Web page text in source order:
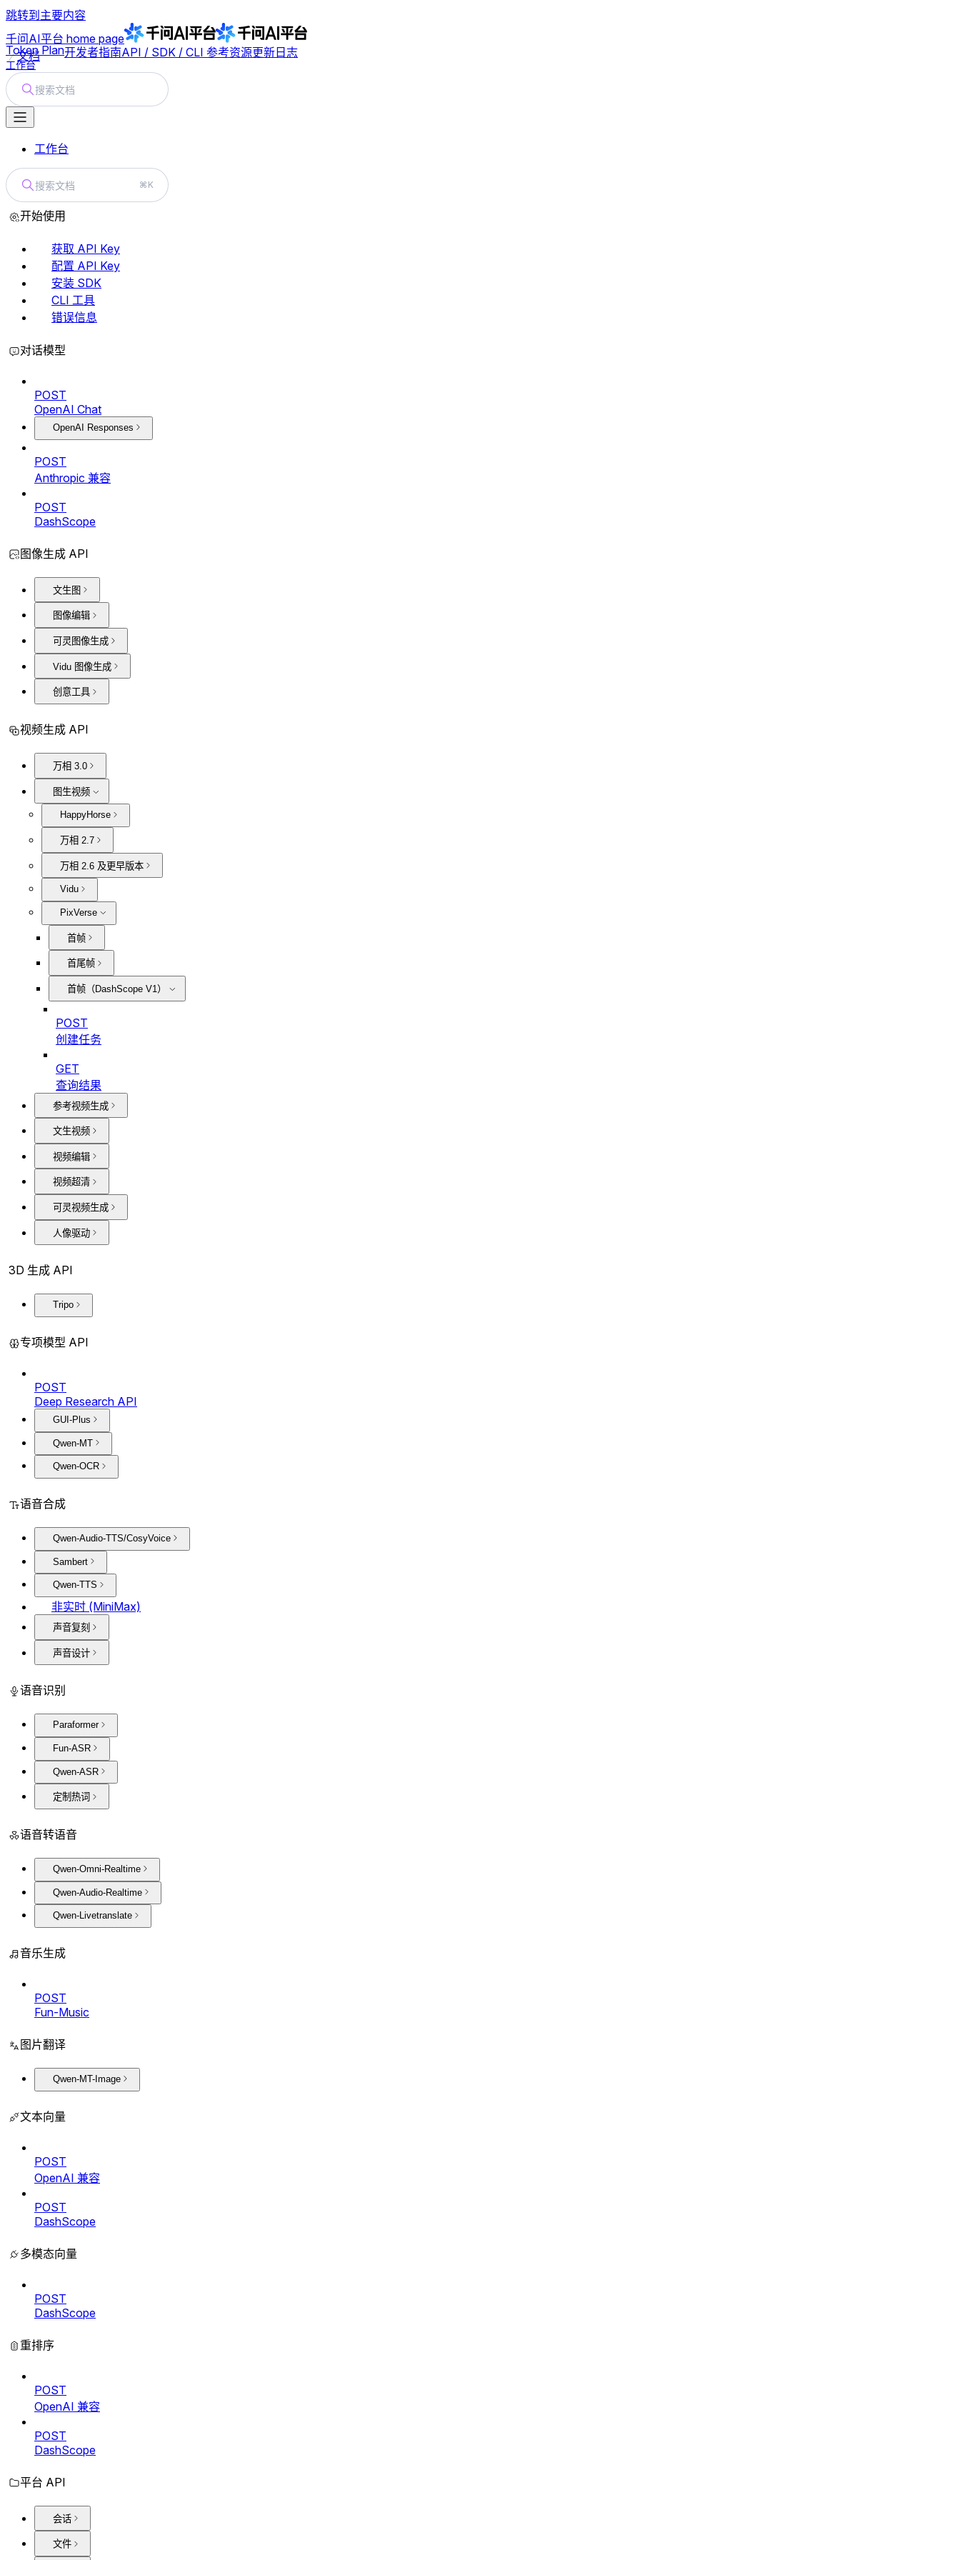
跳转到主要内容
千问AI平台 home page
文档
Token Plan开发者指南API / SDK / CLI 参考资源更新日志
工作台
搜索文档
工作台
搜索文档 ⌘K
开始使用
获取 API Key
配置 API Key
安装 SDK
CLI 工具
错误信息
对话模型
POST
OpenAI Chat
OpenAI Responses
POST
Anthropic 兼容
POST
DashScope
图像生成 API
文生图
图像编辑
可灵图像生成
Vidu 图像生成
创意工具
视频生成 API
万相 3.0
图生视频
HappyHorse
万相 2.7
万相 2.6 及更早版本
Vidu
PixVerse
首帧
首尾帧
首帧（DashScope V1）
POST
创建任务
GET
查询结果
参考视频生成
文生视频
视频编辑
视频超清
可灵视频生成
人像驱动
3D 生成 API
Tripo
专项模型 API
POST
Deep Research API
GUI-Plus
Qwen-MT
Qwen-OCR
语音合成
Qwen-Audio-TTS/CosyVoice
Sambert
Qwen-TTS
非实时 (MiniMax)
声音复刻
声音设计
语音识别
Paraformer
Fun-ASR
Qwen-ASR
定制热词
语音转语音
Qwen-Omni-Realtime
Qwen-Audio-Realtime
Qwen-Livetranslate
音乐生成
POST
Fun-Music
图片翻译
Qwen-MT-Image
文本向量
POST
OpenAI 兼容
POST
DashScope
多模态向量
POST
DashScope
重排序
POST
OpenAI 兼容
POST
DashScope
平台 API
会话
文件